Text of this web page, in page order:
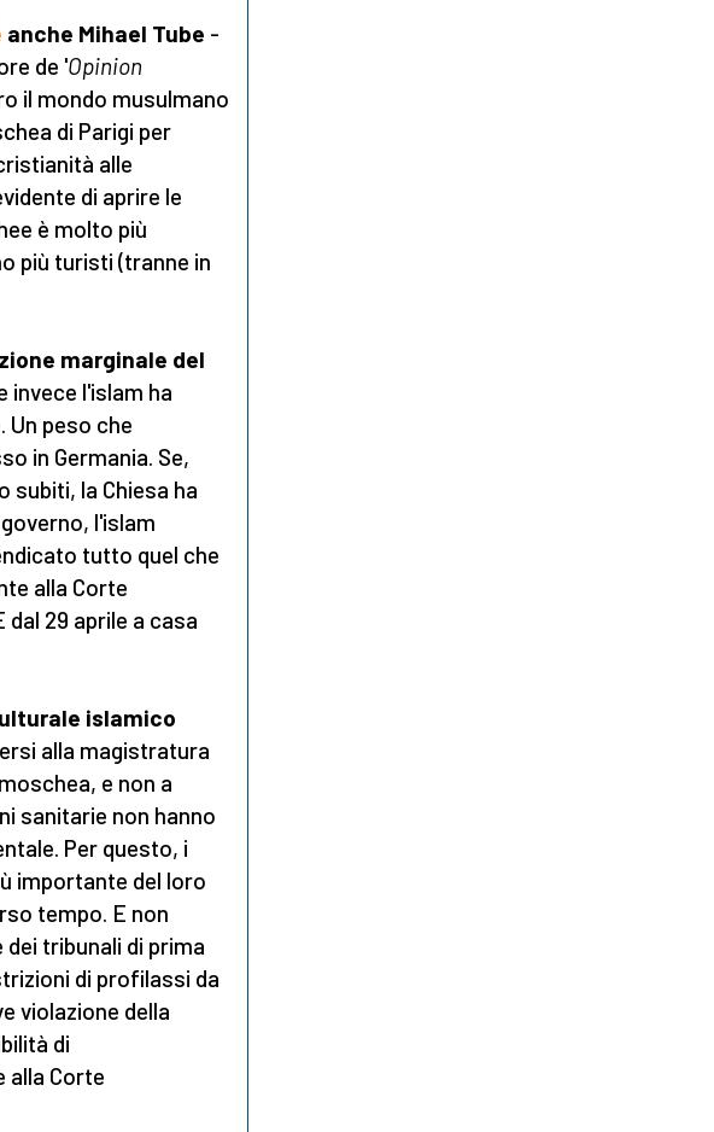
anche Mihael Tube -
de 'Opinion
il mondo musulmano
di Parigi per
alle
di aprire le
è molto più
più turisti (tranne in
marginale del
invece l'islam ha
peso che
in Germania. Se,
la Chiesa ha
l'islam
tutto quel che
alla Corte
29 aprile a casa
islamico
alla magistratura
e non a
sanitarie non hanno
Per questo, i
importante del loro
tempo. E non
tribunali di prima
di profilassi da
violazione della
di
alla Corte